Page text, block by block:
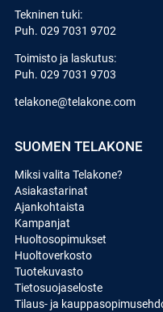
Tekninen tuki:
Puh. 029 7031 9702
Toimisto ja laskutus:
Puh. 029 7031 9703
telakone@telakone.com
SUOMEN TELAKONE
Miksi valita Telakone?
Asiakastarinat
Ajankohtaista
Kampanjat
Huoltosopimukset
Huoltoverkosto
Tuotekuvasto
Tietosuojaseloste
Tilaus- ja